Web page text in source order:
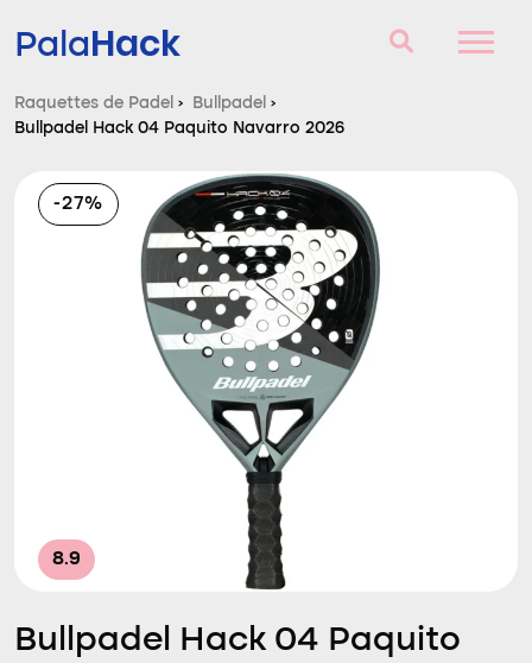
PalaHack
Raquettes de Padel
Questions et réponses
Comparateur
Raquettes de Padel › Bullpadel ›
Bullpadel Hack 04 Paquito Navarro 2026
-27%
8.9
Bullpadel Hack 04 Paquito